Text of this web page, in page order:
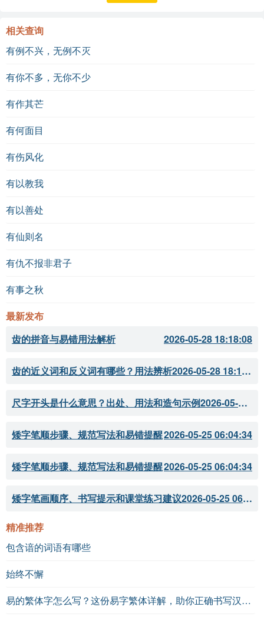
相关查询
有例不兴，无例不灭
有你不多，无你不少
有作其芒
有何面目
有伤风化
有以教我
有以善处
有仙则名
有仇不报非君子
有事之秋
最新发布
齿的拼音与易错用法解析
2026-05-28 18:18:08
齿的近义词和反义词有哪些？用法辨析 2026-05-28 18:18:07
尺字开头是什么意思？出处、用法和造句示例 2026-05-28 18:18:05
矮字笔顺步骤、规范写法和易错提醒2026-05-25 06:04:34
矮字笔顺步骤、规范写法和易错提醒2026-05-25 06:04:34
矮字笔画顺序、书写提示和课堂练习建议 2026-05-25 06:04:33
精准推荐
包含谙的词语有哪些
始终不懈
易的繁体字怎么写？这份易字繁体详解，助你正确书写汉字_汉字繁体学习